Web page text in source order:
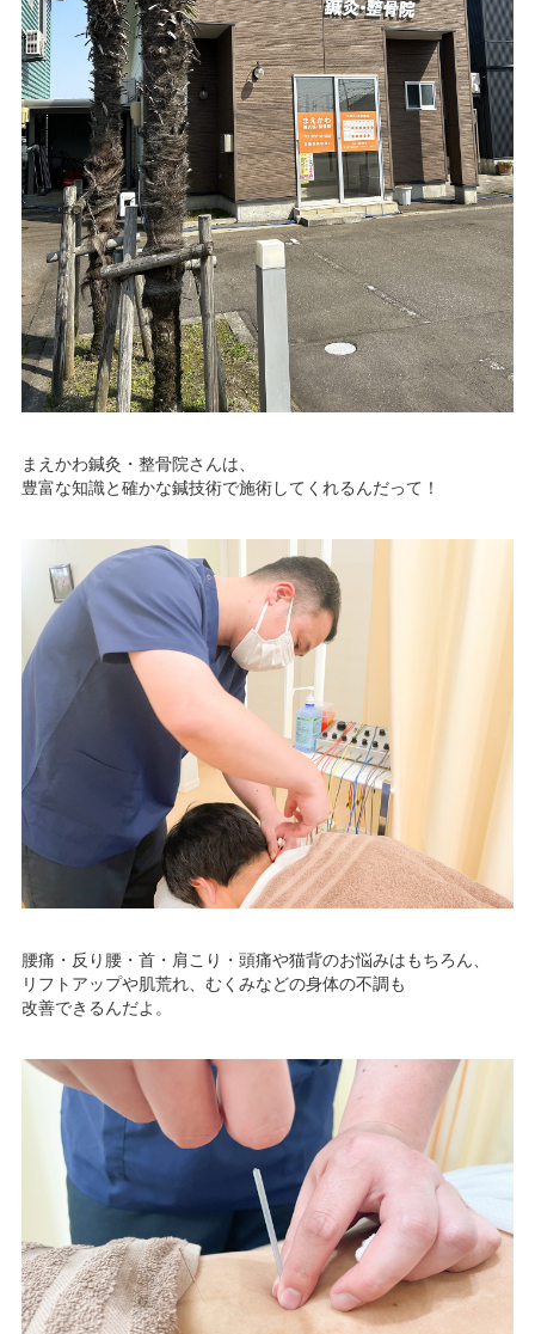
※たいこうNaviはウェルスナビ株式会社が提供するサービスです。
これより先のページは、ウェルスナビ株式会社が運営するサイトとなりま
す。
法人のお客さま
たいこうオフィスe-バンキング
サービスのご案内
NBセンター
サービスのご案内
（電子債権をご利用のお客さま向け）
サービスのご案内
Taiko Big Advance
サービスのご案内
まえかわ鍼灸・整骨院さんは、
豊富な知識と確かな鍼技術で施術してくれるんだって！
腰痛・反り腰・首・肩こり・頭痛や猫背のお悩みはもちろん、
リフトアップや肌荒れ、むくみなどの身体の不調も
改善できるんだよ。